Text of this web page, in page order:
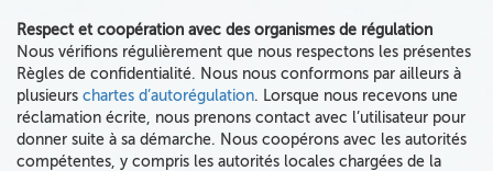
Respect et coopération avec des organismes de régulation
Nous vérifions régulièrement que nous respectons les présentes
Règles de confidentialité. Nous nous conformons par ailleurs à
plusieurs chartes d’autorégulation. Lorsque nous recevons une
réclamation écrite, nous prenons contact avec l’utilisateur pour
donner suite à sa démarche. Nous coopérons avec les autorités
compétentes, y compris les autorités locales chargées de la